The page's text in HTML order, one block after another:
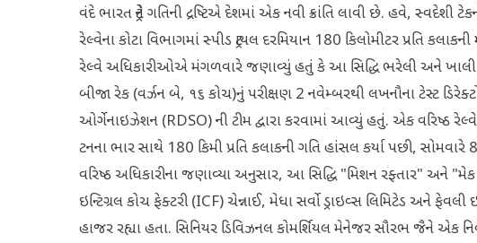
વંદે ભારત ટ્રેને ગતિની દ્રષ્ટિએ દેશમાં એક નવી ક્રાંતિ લાવી છે. હવે, સ્વદેશી
રેલ્વેના કોટા વિભાગમાં સ્પીડ ટ્રાયલ દરમિયાન 180 કિલોમીટર પ્રતિ
રેલ્વે અધિકારીઓએ મંગળવારે જણાવ્યું હતું કે આ સિદ્ધિ ભરેલી અને ખાલી
બીજા રેક (વર્ઝન બે, ૧૬ કોચ)નું પરીક્ષણ 2 નવેમ્બરથી લખનૌના ટેસ્ટ
ઓર્ગેનાઇઝેશન (RDSO) ની ટીમ દ્વારા કરવામાં આવ્યું હતું. એક વરિષ્ઠ
ટનના ભાર સાથે 180 કિમી પ્રતિ કલાકની ગતિ હાંસલ કર્યા પછી,
વરિષ્ઠ અધિકારીના જણાવ્યા અનુસાર, આ સિદ્ધિ "મિશન રફ્તાર" અને
ઇન્ટિગ્રલ કોચ ફેક્ટરી (ICF) ચેન્નાઈ, મેધા સર્વો ડ્રાઇવ્સ લિમિટેડ અને ફેવલી
હાજર રહ્યા હતા. સિનિયર ડિવિઝનલ કોમર્શિયલ મેનેજર સૌરભ જૈને એક